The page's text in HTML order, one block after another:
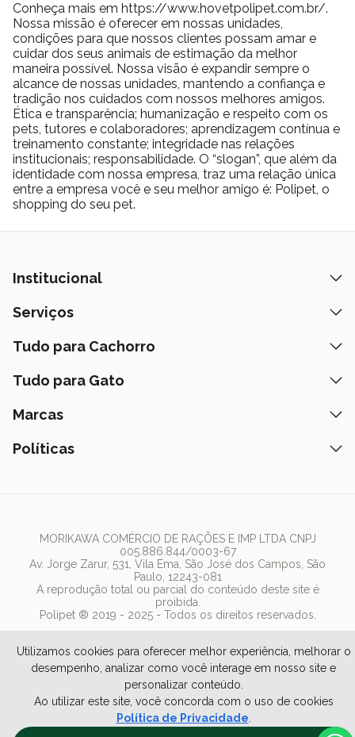
Utilizamos cookies para oferecer melhor experiência, melhorar o
desempenho, analizar como você interage em nosso site e
personalizar conteúdo.
Ao utilizar este site, você concorda com o uso de cookies
Política de Privacidade
Conheça mais em https://www.hovetpolipet.com.br/.
Nossa missão é oferecer em nossas unidades,
condições para que nossos clientes possam amar e
cuidar dos seus animais de estimação da melhor
maneira possível. Nossa visão é expandir sempre o
alcance de nossas unidades, mantendo a confiança e
tradição nos cuidados com nossos melhores amigos.
Ética e transparência; humanização e respeito com os
pets, tutores e colaboradores; aprendizagem contínua e
treinamento constante; integridade nas relações
institucionais; responsabilidade. O “slogan”, que além da
identidade com nossa empresa, traz uma relação única
entre a empresa você e seu melhor amigo é: Polipet, o
shopping do seu pet.
Institucional
Quem Somos
Prazos de Entrega
Fale Conosco
Lista de Desejos
Serviços
Banho e Tosa
Peça pelo Delivery
Assinatura Polipet
Tudo para Cachorro
Ração
Coleiras
Tudo para Gato
Ração
Marcas
Nexgard
Pedigree
Whiskas
Dog Chow
Royal Canin
Políticas
MORIKAWA COMÉRCIO DE RAÇÕES E IMP LTDA CNPJ
005.886.844/0003-67
Av. Jorge Zarur, 531, Vila Ema, São José dos Campos, São
Paulo, 12243-081
A reprodução total ou parcial do conteúdo deste site é
proibida.
Polipet ® 2019 - 2025 - Todos os direitos reservados.